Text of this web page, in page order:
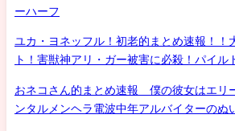
ーハーフ
ユカ・ヨネッフル！初老的まとめ速報！！
ト！害獣神アリ・ガー被害に必殺！パイル
おネコさん的まとめ速報 僕の彼女はエリ
ンタルメンヘラ電波中年アルバイターのぬ